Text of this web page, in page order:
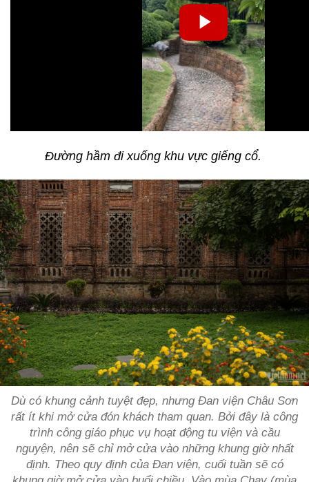
Đường hầm đi xuống khu vực giếng cổ.
Dù có khung cảnh tuyệt đẹp, nhưng Đan viện Châu Sơn
rất ít khi mở cửa đón khách tham quan. Bởi đây là công
trình công giáo phục vụ hoạt động tu viện và cầu
nguyện, nên sẽ chỉ mở cửa vào những khung giờ nhất
định. Theo quy định của Đan viện, cuối tuần sẽ có